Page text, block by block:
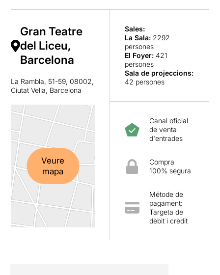
Gran Teatre
del Liceu,
Barcelona
La Rambla, 51-59, 08002,
Ciutat Vella, Barcelona
Veure
mapa
Sales:
La Sala: 2292
persones
El Foyer: 421
persones
Sala de projeccions:
42 persones
Canal oficial
de venta
d'entrades
Compra
100% segura
Métode de
pagament:
Targeta de
dèbit i crèdit